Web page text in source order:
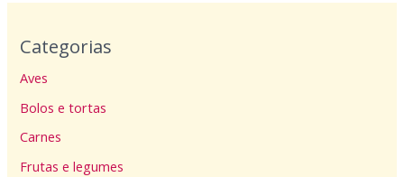
Categorias
Aves
Bolos e tortas
Carnes
Frutas e legumes